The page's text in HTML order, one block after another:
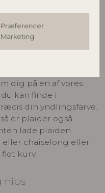
Præferencer
Marketing
der ikke noget
og sætte sig til
varm te og en plaid.
dig på en af vores
kan finde i
din yndlingsfarve.
er plaider også
lade plaiden
chaiselong eller
kurv.
nips